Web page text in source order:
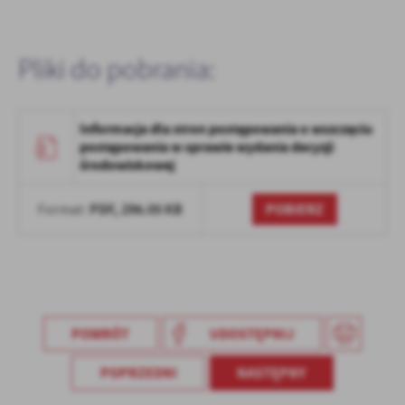
Pliki do pobrania:
Informacja dla stron postępowania o wszczęciu
postępowania w sprawie wydania decyzji
środowiskowej
Format: PDF, 296.05 KB POBIERZ
POWRÓT UDOSTĘPNIJ
POPRZEDNI NASTĘPNY